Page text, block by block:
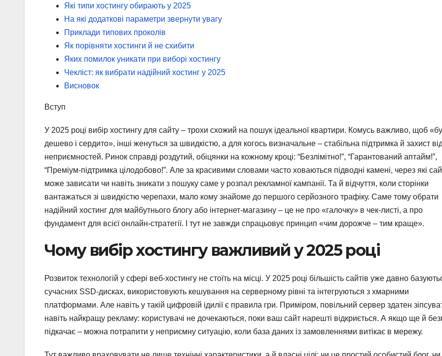
Які типи хостингу обирають у 2025
На які додаткові параметри звернути увагу
Приклади типових проколів
Як порівняти хостинги й не схибити
Яких помилок уникати при виборі хостингу
Чекліст: як вибрати надійний хостинг у 2025
Висновок
Вступ
У 2025 році вибір хостингу для сайту – трохи схожий на пошук ідеальної квартири. Комусь важливо, щоб
дешево і сердито», інші женуться за швидкістю, а для когось визначальне – стабільна підтримка й захист від
неприємностей. Ринок справді роздутий, обіцянки на кожному кроці: “Безлімітно!”, “Гарантований аптайм!”,
“Преміум-підтримка цілодобово!”. Але за красивими словами часто ховаються підводні камені, через які
може зависати чи навіть зникати з пошуку саме у розпал рекламної кампанії. Та й відчуття, коли сторінки
вантажаться зі швидкістю черепахи, мало кому знайоме до першого серйозного трафіку. Саме тому обрати
надійний хостинг для майбутнього блогу або інтернет-магазину – це не про «галочку» в чек-листі, а про
фундамент для всієї онлайн-стратегії. І тут не завжди спрацьовує принцип «чим дорожче – тим краще».
Чому вибір хостингу важливий у 2025 році
Розвиток технологій у сфері веб-хостингу не стоїть на місці. У 2025 році більшість сайтів уже давно
сучасних SSD-дисках, використовують кешування на серверному рівні та інтегруються з хмарними
платформами. Але навіть у такій цифровій ідилії є правила гри. Приміром, повільний сервер здатен
навіть найкращу рекламу: користувачі не дочекаються, поки ваш сайт нарешті відкриється. А якщо ще й
підкачає – можна потрапити у неприємну ситуацію, коли база даних із замовленнями витікає в мережу.